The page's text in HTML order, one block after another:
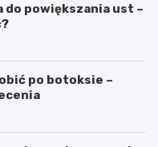
do powiększania ust –
po botoksie –